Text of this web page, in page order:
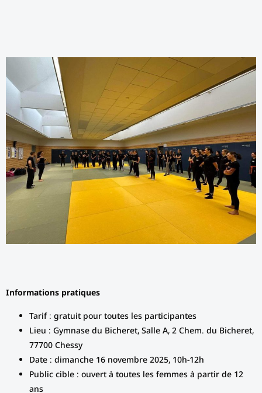
Informations pratiques
Tarif : gratuit pour toutes les participantes
Lieu : Gymnase du Bicheret, Salle A, 2 Chem. du Bicheret,
77700 Chessy
Date : dimanche 16 novembre 2025, 10h-12h
Public cible : ouvert à toutes les femmes à partir de 12
ans